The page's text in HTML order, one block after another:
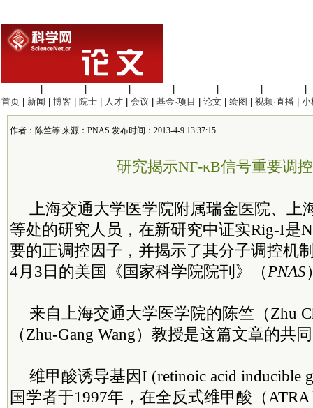
首页
新闻 博客 院士 人才 会议 基金·项目 论文 绘图 视频·直播 小
作者：陈竺等 来源：PNAS 发布时间：2013-4-9 13:37:15
研究揭示NF-κB信号重要调
上海交通大学医学院附属瑞金医院、上
等处的研究人员，在新研究中证实Rig-I是
要的正调控因子，并揭示了其分子调控机
4月3日的美国《国家科学院院刊》（PNAS
来自上海交通大学医学院的陈竺（Zhu
（Zhu-Gang Wang）教授是这篇文章的共
维甲酸诱导基因I (retinoic acid inducible
国学者于1997年，在全反式维甲酸（